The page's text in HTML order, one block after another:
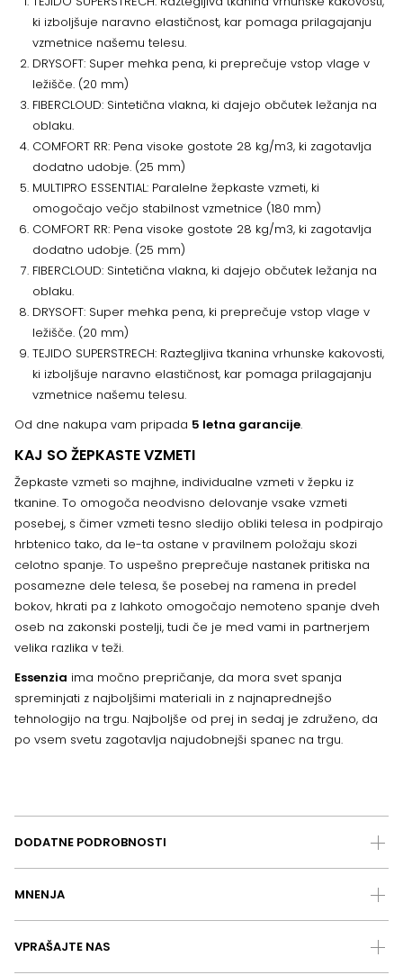
ki izboljšuje naravno elastičnost, kar pomaga prilagajanju
vzmetnice našemu telesu.
DRYSOFT: Super mehka pena, ki preprečuje vstop vlage v
ležišče. (20 mm)
FIBERCLOUD: Sintetična vlakna, ki dajejo občutek ležanja na
oblaku.
COMFORT RR: Pena visoke gostote 28 kg/m3, ki zagotavlja
dodatno udobje. (25 mm)
MULTIPRO ESSENTIAL: Paralelne žepkaste vzmeti, ki
omogočajo večjo stabilnost vzmetnice (180 mm)
COMFORT RR: Pena visoke gostote 28 kg/m3, ki zagotavlja
dodatno udobje. (25 mm)
FIBERCLOUD: Sintetična vlakna, ki dajejo občutek ležanja na
oblaku.
DRYSOFT: Super mehka pena, ki preprečuje vstop vlage v
ležišče. (20 mm)
TEJIDO SUPERSTRECH: Raztegljiva tkanina vrhunske kakovosti,
ki izboljšuje naravno elastičnost, kar pomaga prilagajanju
vzmetnice našemu telesu.
Od dne nakupa vam pripada 5 letna garancije.
KAJ SO ŽEPKASTE VZMETI
Žepkaste vzmeti so majhne, individualne vzmeti v žepku iz
tkanine. To omogoča neodvisno delovanje vsake vzmeti
posebej, s čimer vzmeti tesno sledijo obliki telesa in podpirajo
hrbtenico tako, da le-ta ostane v pravilnem položaju skozi
celotno spanje. To uspešno preprečuje nastanek pritiska na
posamezne dele telesa, še posebej na ramena in predel
bokov, hkrati pa z lahkoto omogočajo nemoteno spanje dveh
oseb na zakonski postelji, tudi če je med vami in partnerjem
velika razlika v teži.
Essenzia ima močno prepričanje, da mora svet spanja
spreminjati z najboljšimi materiali in z najnaprednejšo
tehnologijo na trgu. Najboljše od prej in sedaj je združeno, da
po vsem svetu zagotavlja najudobnejši spanec na trgu.
DODATNE PODROBNOSTI
MNENJA
VPRAŠAJTE NAS